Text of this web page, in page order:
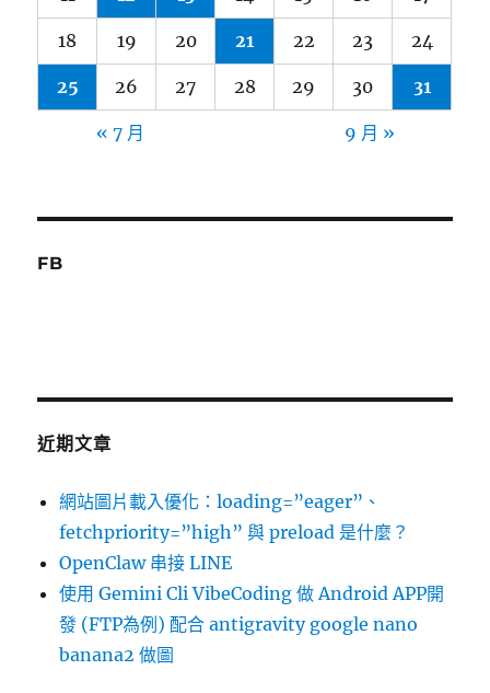
18 19 20 21 22 23 24
25 26 27 28 29 30 31
« 7 月 9 月 »
FB
近期文章
網站圖片載入優化：loading=”eager”、
fetchpriority=”high” 與 preload 是什麼？
OpenClaw 串接 LINE
使用 Gemini Cli VibeCoding 做 Android APP開
發 (FTP為例) 配合 antigravity google nano
banana2 做圖